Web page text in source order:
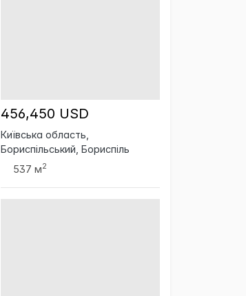
456,450 USD
Київська область,
Бориспільський, Бориспіль
537 м2